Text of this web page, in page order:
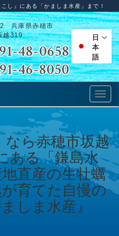
し』にある「かましま水産」まで！
兵庫県赤穂市
越319
日
本
語